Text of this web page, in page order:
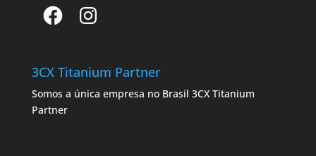
FacebookInstagram
3CX Titanium Partner
Somos a única empresa no Brasil 3CX Titanium
Partner